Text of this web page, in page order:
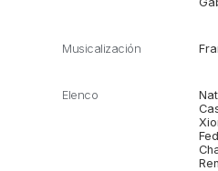
Musicalización
Elenco